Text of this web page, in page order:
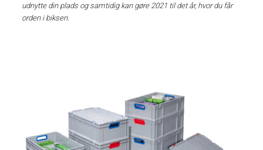
udnytte din plads og samtidig kan gøre 2021 til det år, hvor du får
orden i biksen.